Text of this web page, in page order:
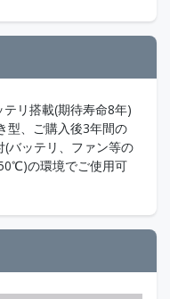
リ搭載(期待寿命8年)
型、ご購入後3年間の
バッテリ、ファン等の
の環境でご使用可